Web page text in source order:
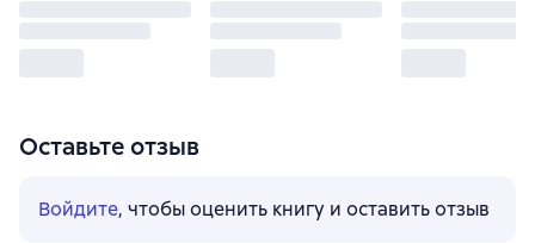
Оставьте отзыв
Войдите, чтобы оценить книгу и оставить отзыв